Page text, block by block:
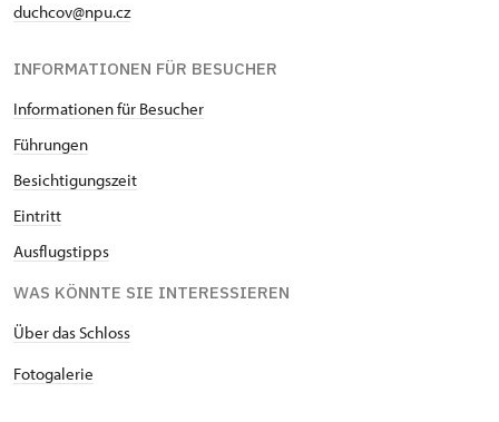
duchcov@npu.cz
INFORMATIONEN FÜR BESUCHER
Informationen für Besucher
Führungen
Besichtigungszeit
Eintritt
Ausflugstipps
WAS KÖNNTE SIE INTERESSIEREN
Über das Schloss
Fotogalerie